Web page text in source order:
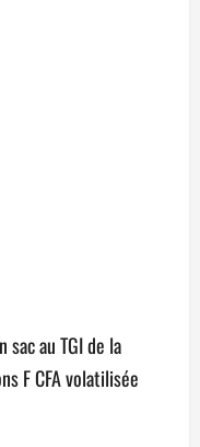
au TGI de la
F CFA volatilisée